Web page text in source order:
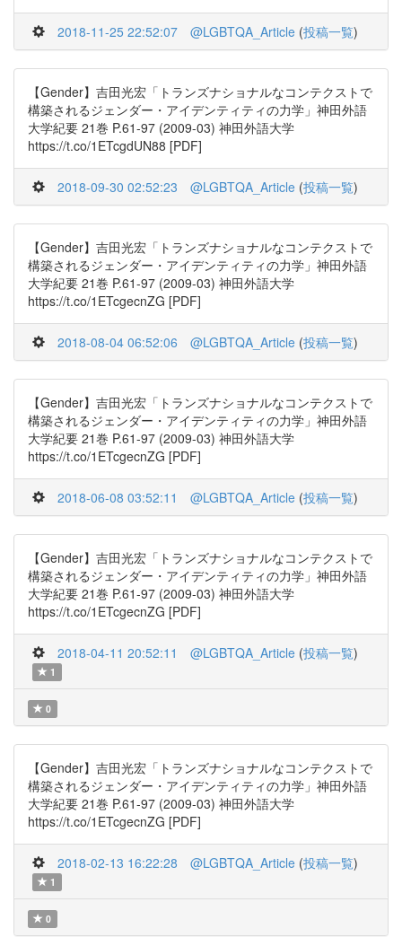
2018-11-25 22:52:07 @LGBTQA_Article (投稿一覧)
【Gender】吉田光宏「トランズナショナルなコンテクストで
構築されるジェンダー・アイデンティティの力学」神田外語
大学紀要 21巻 P.61-97 (2009-03) 神田外語大学
https://t.co/1ETcgdUN88 [PDF]
2018-09-30 02:52:23 @LGBTQA_Article (投稿一覧)
【Gender】吉田光宏「トランズナショナルなコンテクストで
構築されるジェンダー・アイデンティティの力学」神田外語
大学紀要 21巻 P.61-97 (2009-03) 神田外語大学
https://t.co/1ETcgecnZG [PDF]
2018-08-04 06:52:06 @LGBTQA_Article (投稿一覧)
【Gender】吉田光宏「トランズナショナルなコンテクストで
構築されるジェンダー・アイデンティティの力学」神田外語
大学紀要 21巻 P.61-97 (2009-03) 神田外語大学
https://t.co/1ETcgecnZG [PDF]
2018-06-08 03:52:11 @LGBTQA_Article (投稿一覧)
【Gender】吉田光宏「トランズナショナルなコンテクストで
構築されるジェンダー・アイデンティティの力学」神田外語
大学紀要 21巻 P.61-97 (2009-03) 神田外語大学
https://t.co/1ETcgecnZG [PDF]
2018-04-11 20:52:11 @LGBTQA_Article (投稿一覧)
1
0
【Gender】吉田光宏「トランズナショナルなコンテクストで
構築されるジェンダー・アイデンティティの力学」神田外語
大学紀要 21巻 P.61-97 (2009-03) 神田外語大学
https://t.co/1ETcgecnZG [PDF]
2018-02-13 16:22:28 @LGBTQA_Article (投稿一覧)
1
0